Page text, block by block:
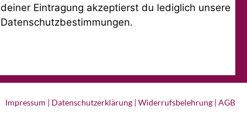
deiner Eintragung akzeptierst du lediglich unsere
Datenschutzbestimmungen.
Impressum | Datenschutzerklärung | Widerrufsbelehrung | AGB